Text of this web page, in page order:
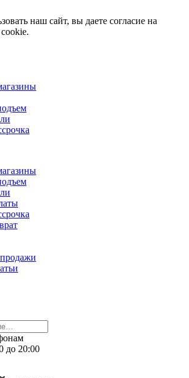
наш сайт, вы даете согласие на
до 20:00